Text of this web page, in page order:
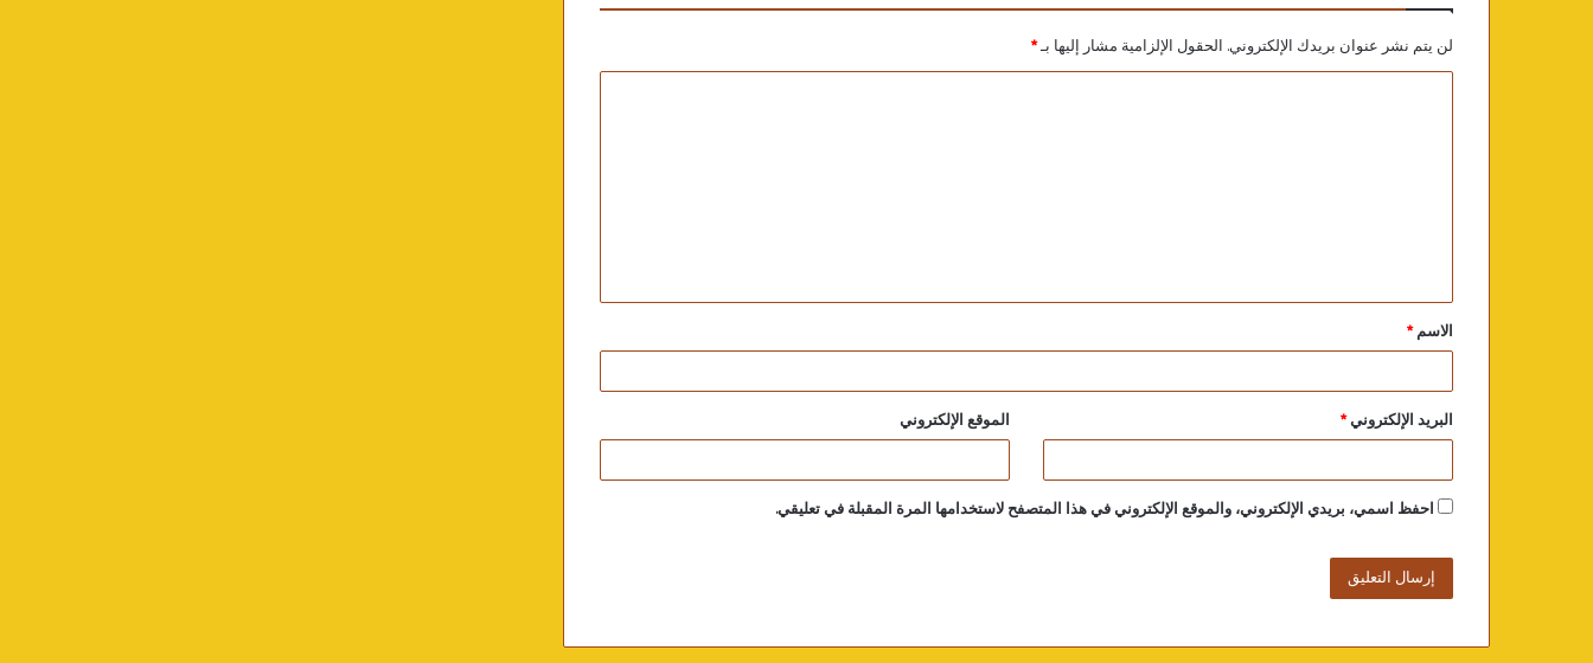
لن يتم نشر عنوان بريدك الإلكتروني. الحقول الإلزامية مشار إليها بـ*
الاسم*
البريد الإلكتروني* الموقع الإلكتروني
احفظ اسمي، بريدي الإلكتروني، والموقع الإلكتروني في هذا المتصفح لاستخدامها المرة المقبلة في تعليقي.